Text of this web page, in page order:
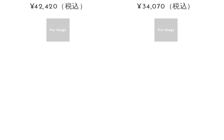
¥42,420 （税込） ¥34,070 （税込）